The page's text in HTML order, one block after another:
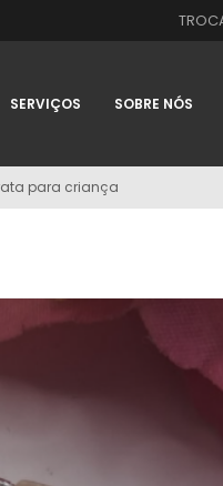
SERVIÇOS SOBRE NÓS
para criança